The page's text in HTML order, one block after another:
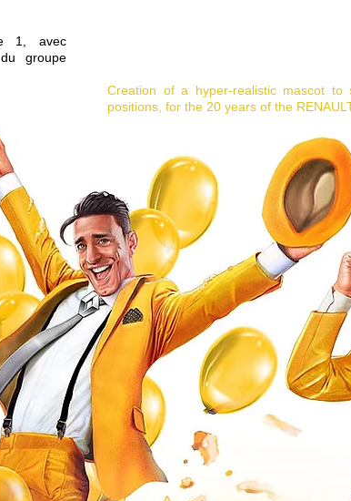
1, avec
groupe
Creation of a hyper-realistic mascot to
positions, for the 20 years of the